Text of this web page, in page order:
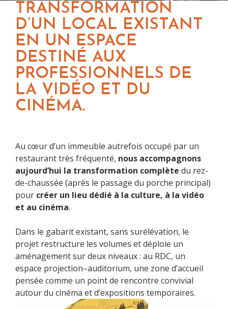
TRANSFORMATION
D’UN LOCAL EXISTANT
EN UN ESPACE
DESTINÉ AUX
PROFESSIONNELS DE
LA VIDÉO ET DU
CINÉMA.
Au cœur d’un immeuble autrefois occupé par un
restaurant très fréquenté, nous accompagnons
aujourd’hui la transformation complète du rez-
de-chaussée (après le passage du porche principal)
pour créer un lieu dédié à la culture, à la vidéo
et au cinéma.
Dans le gabarit existant, sans surélévation, le
projet restructure les volumes et déploie un
aménagement sur deux niveaux : au RDC, un
espace projection–auditorium, une zone d’accueil
pensée comme un point de rencontre convivial
autour du cinéma et d’expositions temporaires.